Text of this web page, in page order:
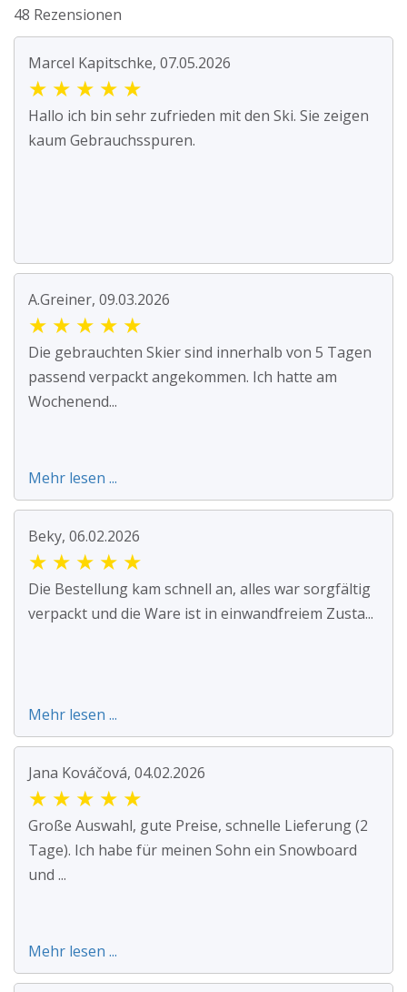
48 Rezensionen
Marcel Kapitschke, 07.05.2026
★ ★ ★ ★ ★
Hallo ich bin sehr zufrieden mit den Ski. Sie zeigen
kaum Gebrauchsspuren.
A.Greiner, 09.03.2026
★ ★ ★ ★ ★
Die gebrauchten Skier sind innerhalb von 5 Tagen
passend verpackt angekommen. Ich hatte am
Wochenend...
Mehr lesen ...
Beky, 06.02.2026
★ ★ ★ ★ ★
Die Bestellung kam schnell an, alles war sorgfältig
verpackt und die Ware ist in einwandfreiem Zusta...
Mehr lesen ...
Jana Kováčová, 04.02.2026
★ ★ ★ ★ ★
Große Auswahl, gute Preise, schnelle Lieferung (2
Tage). Ich habe für meinen Sohn ein Snowboard
und ...
Mehr lesen ...